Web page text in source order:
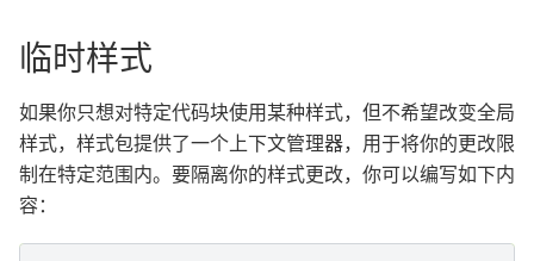
临时样式
如果你只想对特定代码块使用某种样式，但不希望改变全局
样式，样式包提供了一个上下文管理器，用于将你的更改限
制在特定范围内。要隔离你的样式更改，你可以编写如下内
容：